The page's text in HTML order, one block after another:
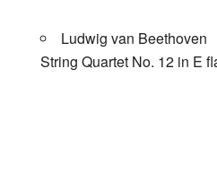
Ludwig van Beethoven
String Quartet No. 12 in E